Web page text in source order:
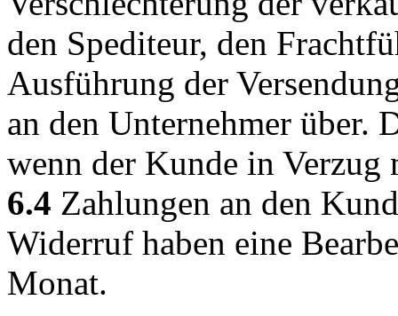
den Spediteur, den
Ausführung der
an den Unternehmer über.
wenn der Kunde in Verzug
6.4 Zahlungen an den
Widerruf haben eine
Monat.